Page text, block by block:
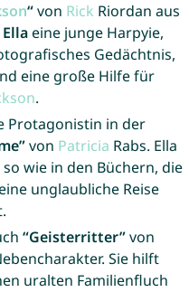
“von Rick Riordan aus
Ellaeine junge Harpyie,
Gedächtnis,
eine große Hilfe für
.
Protagonistin in der
von Patricia Rabs. Ella
wie in den Büchern, die
unglaubliche Reise
“Geisterritter”von
Sie hilft
uralten Familienfluch